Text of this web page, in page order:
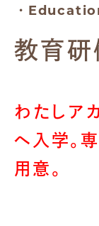
・
教育研
わたしア
へ入学。
用意。